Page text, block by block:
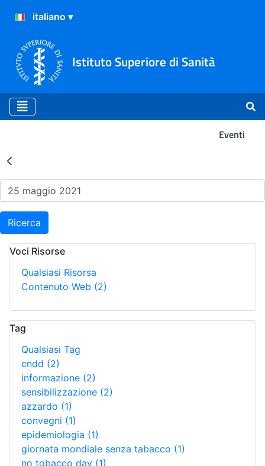
Istituto Superiore di Sanità
Eventi
Risultati della Ricerca -
Ricerca
Voci Risorse
Qualsiasi Risorsa
Contenuto Web (2)
Tag
Qualsiasi Tag
cndd (2)
informazione (2)
sensibilizzazione (2)
azzardo (1)
convegni (1)
epidemiologia (1)
giornata mondiale senza tabacco (1)
no tobacco day (1)